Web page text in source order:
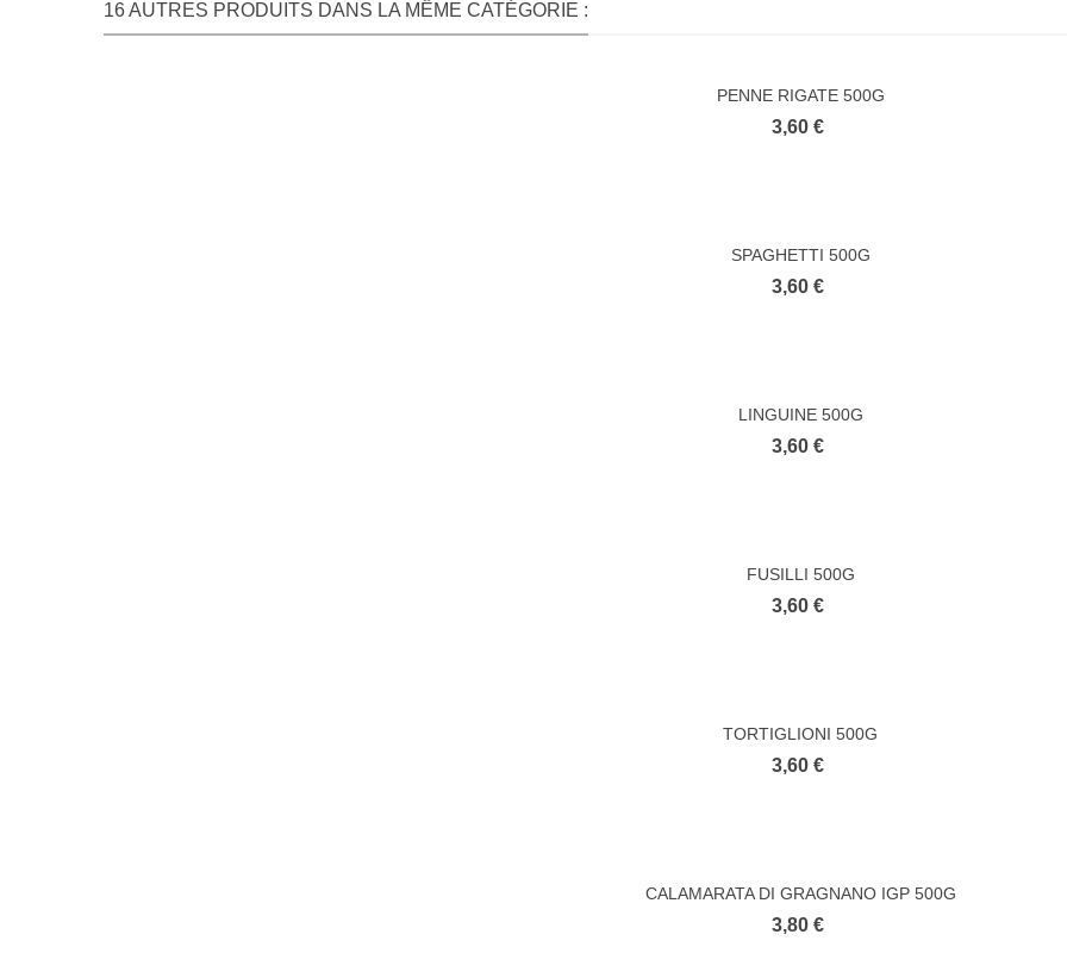
16 AUTRES PRODUITS DANS LA MÊME CATÉGORIE :
PENNE RIGATE 500G
3,60 €
SPAGHETTI 500G
3,60 €
LINGUINE 500G
3,60 €
FUSILLI 500G
3,60 €
TORTIGLIONI 500G
3,60 €
CALAMARATA DI GRAGNANO IGP 500G
3,80 €